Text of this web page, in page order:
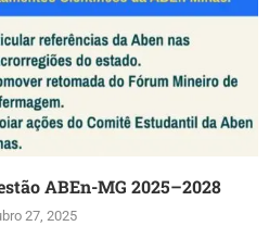
ABEn-MG 2025–2028
27, 2025